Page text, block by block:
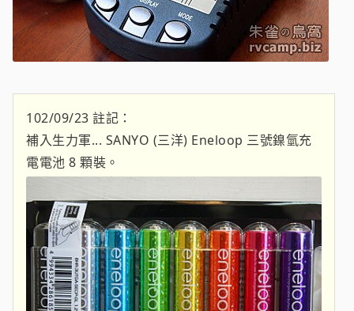
102/09/23 註記：
補入生力軍... SANYO (三洋) Eneloop 三號鎳氫充
電電池 8 顆裝。